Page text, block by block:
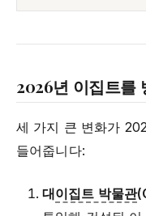
2026년 이집트를
세 가지 큰 변화가
들어줍니다:
대이집트 박물관